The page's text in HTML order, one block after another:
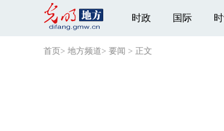
时政 国际
首页 > 地方频道> 要闻 > 正文